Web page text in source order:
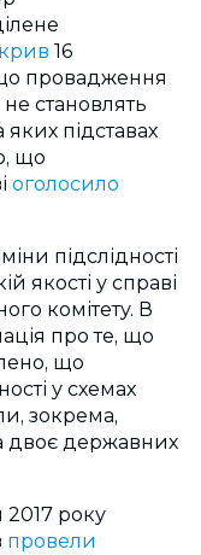
16
провадження
не становлять
підставах
що
оголосило
підслідності
якості у справі
комітету. В
про те, що
що
у схемах
зокрема,
двоє державних
2017 року
провели